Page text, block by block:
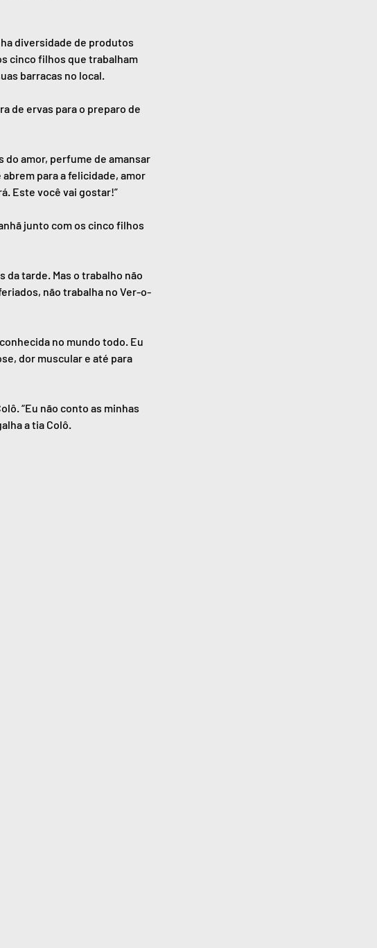
diversidade de produtos
cinco filhos que trabalham
barracas no local.
de ervas para o preparo de
do amor, perfume de amansar
para a felicidade, amor
Este você vai gostar!”
junto com os cinco filhos
da tarde. Mas o trabalho não
não trabalha no Ver-o-
no mundo todo. Eu
dor muscular e até para
“Eu não conto as minhas
a tia Colô.